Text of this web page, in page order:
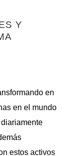
Y
en
en el mundo
estos activos